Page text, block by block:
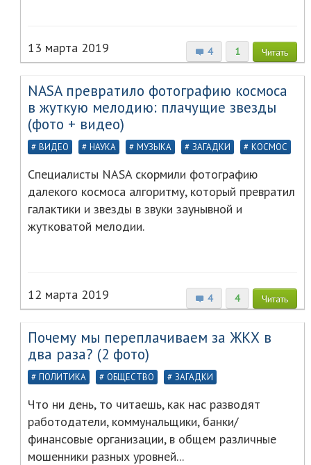
4 1 Читать
13 марта 2019
NASA превратило фотографию космоса
в жуткую мелодию: плачущие звезды
(фото + видео)
ВИДЕО НАУКА МУЗЫКА ЗАГАДКИ КОСМОС
Специалисты NASA скормили фотографию
далекого космоса алгоритму, который превратил
галактики и звезды в звуки заунывной и
жутковатой мелодии.
4 4 Читать
12 марта 2019
Почему мы переплачиваем за ЖКХ в
два раза? (2 фото)
ПОЛИТИКА ОБЩЕСТВО ЗАГАДКИ
Что ни день, то читаешь, как нас разводят
работодатели, коммунальщики, банки/
финансовые организации, в общем различные
мошенники разных уровней...